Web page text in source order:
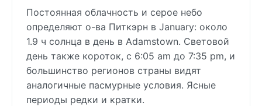
Постоянная облачность и серое небо
определяют о-ва Питкэрн в January: около
1.9 ч солнца в день в Adamstown. Световой
день также короток, с 6:05 am до 7:35 pm, и
большинство регионов страны видят
аналогичные пасмурные условия. Ясные
периоды редки и кратки.